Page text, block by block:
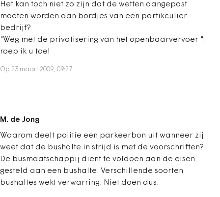
Het kan toch niet zo zijn dat de wetten aangepast
moeten worden aan bordjes van een partikculier
bedrijf?
"Weg met de privatisering van het openbaarvervoer ":
roep ik u toe!
Op 23 maart 2009, 09:27
M. de Jong
Waarom deelt politie een parkeerbon uit wanneer zij
weet dat de bushalte in strijd is met de voorschriften?
De busmaatschappij dient te voldoen aan de eisen
gesteld aan een bushalte. Verschillende soorten
bushaltes wekt verwarring. Niet doen dus.